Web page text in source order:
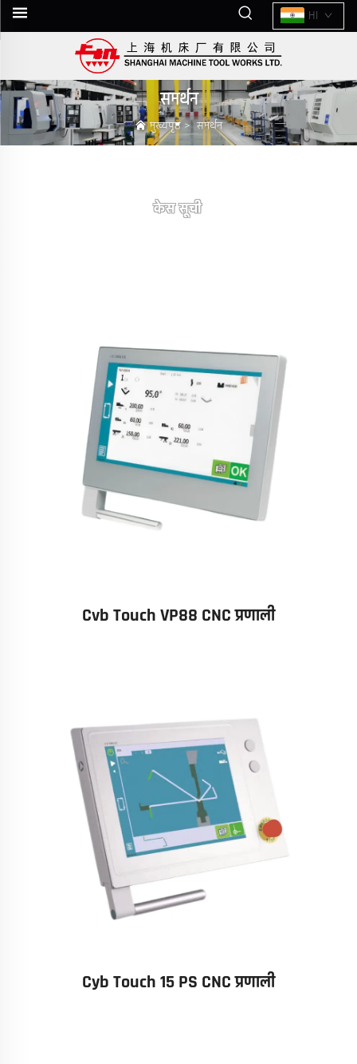
HI
समर्थन
मुख्यपृष्ठ>समर्थन
केस सूची
Cvb Touch VP88 CNC प्रणाली
Cyb Touch 15 PS CNC प्रणाली